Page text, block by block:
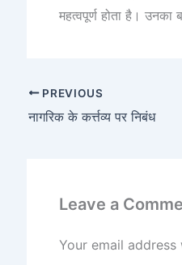
महत्वपूर्ण होता है। उनका
PREVIOUS
नागरिक के कर्त्तव्य पर निबंध
Leave a
Your email